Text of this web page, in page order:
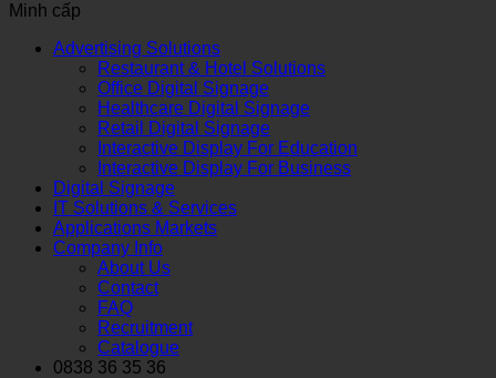
Minh cấp
Advertising Solutions
Restaurant & Hotel Solutions
Office Digital Signage
Healthcare Digital Signage
Retail Digital Signage
Interactive Display For Education
Interactive Display For Business
Digital Signage
IT Solutions & Services
Applications Markets
Company Info
About Us
Contact
FAQ
Recruitment
Catalogue
0838 36 35 36